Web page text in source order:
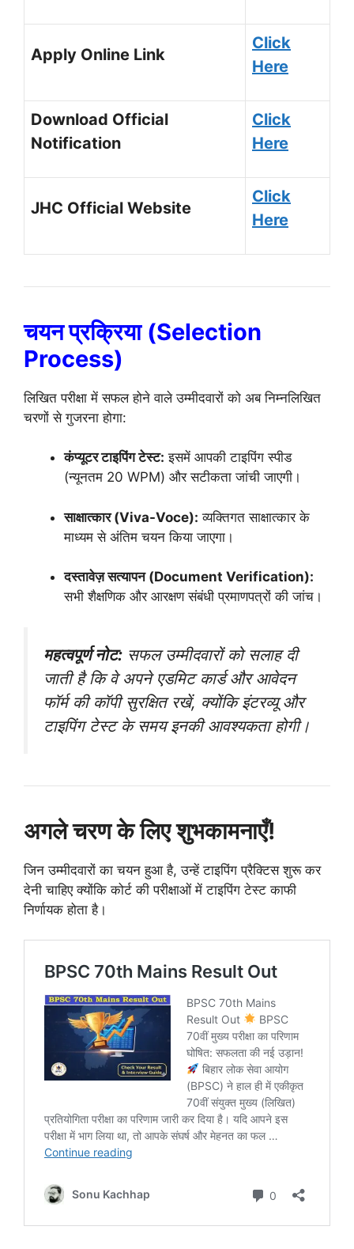
Apply Online Link
Click
Here
Download Official
Notification
Click
Here
JHC Official Website
Click
Here
चयन प्रक्रिया (Selection
Process)
लिखित परीक्षा में सफल होने वाले उम्मीदवारों को अब निम्नलिखित
चरणों से गुजरना होगा:
कंप्यूटर टाइपिंग टेस्ट: इसमें आपकी टाइपिंग स्पीड
(न्यूनतम 20 WPM) और सटीकता जांची जाएगी।
साक्षात्कार (Viva-Voce): व्यक्तिगत साक्षात्कार के
माध्यम से अंतिम चयन किया जाएगा।
दस्तावेज़ सत्यापन (Document Verification):
सभी शैक्षणिक और आरक्षण संबंधी प्रमाणपत्रों की जांच।
महत्वपूर्ण नोट: सफल उम्मीदवारों को सलाह दी
जाती है कि वे अपने एडमिट कार्ड और आवेदन
फॉर्म की कॉपी सुरक्षित रखें, क्योंकि इंटरव्यू और
टाइपिंग टेस्ट के समय इनकी आवश्यकता होगी।
अगले चरण के लिए शुभकामनाएँ!
जिन उम्मीदवारों का चयन हुआ है, उन्हें टाइपिंग प्रैक्टिस शुरू कर
देनी चाहिए क्योंकि कोर्ट की परीक्षाओं में टाइपिंग टेस्ट काफी
निर्णायक होता है।